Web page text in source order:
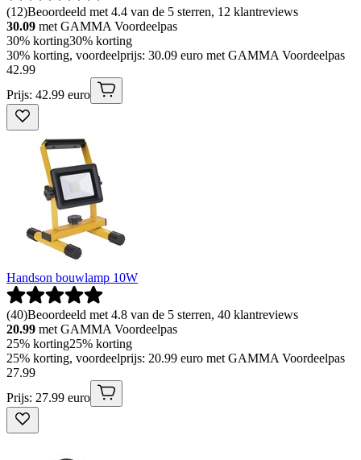
(12)Beoordeeld met 4.4 van de 5 sterren, 12 klantreviews
30.09 met GAMMA Voordeelpas
30% korting30% korting
30% korting, voordeelprijs: 30.09 euro met GAMMA Voordeelpas
42.99
Prijs: 42.99 euro
Handson bouwlamp 10W
(40)Beoordeeld met 4.8 van de 5 sterren, 40 klantreviews
20.99 met GAMMA Voordeelpas
25% korting25% korting
25% korting, voordeelprijs: 20.99 euro met GAMMA Voordeelpas
27.99
Prijs: 27.99 euro